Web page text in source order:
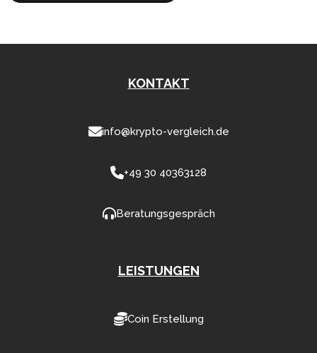
KONTAKT
info@krypto-vergleich.de
+49 30 40363128
Beratungsgespräch
LEISTUNGEN
Coin Erstellung